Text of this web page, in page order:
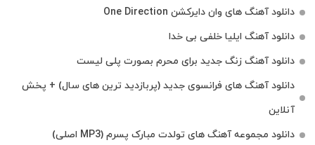
دانلود آهنگ های وان دایرکشن One Direction
دانلود آهنگ ایلیا خلفی بی خدا
دانلود آهنگ زنگ جدید برای محرم بصورت پلی لیست
دانلود آهنگ های فرانسوی جدید (پربازدید ترین های سال) + پخش
آنلاین
دانلود مجموعه آهنگ های تولدت مبارک پسرم (MP3 اصلی)